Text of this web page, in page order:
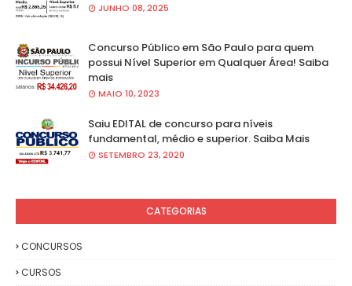
JUNHO 08, 2025
Concurso Público em São Paulo para quem
possui Nível Superior em Qualquer Área! Saiba
mais
MAIO 10, 2023
Saiu EDITAL de concurso para níveis
fundamental, médio e superior. Saiba Mais
SETEMBRO 23, 2020
CATEGORIAS
CONCURSOS
CURSOS